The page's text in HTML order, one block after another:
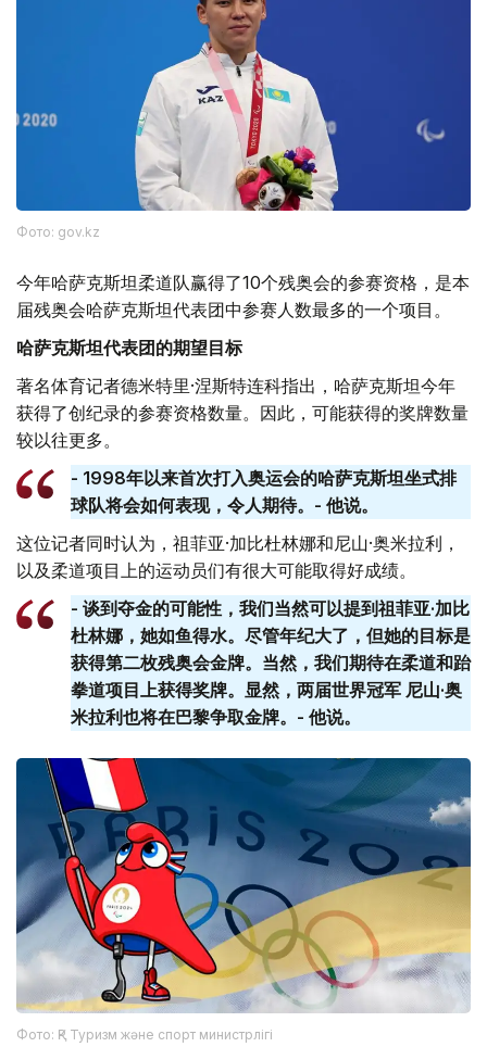
Фото: gov.kz
今年哈萨克斯坦柔道队赢得了10个残奥会的参赛资格，是本
届残奥会哈萨克斯坦代表团中参赛人数最多的一个项目。
哈萨克斯坦代表团的期望目标
著名体育记者德米特里·涅斯特连科指出，哈萨克斯坦今年
获得了创纪录的参赛资格数量。因此，可能获得的奖牌数量
较以往更多。
- 1998年以来首次打入奥运会的哈萨克斯坦坐式排
球队将会如何表现，令人期待。- 他说。
这位记者同时认为，祖菲亚·加比杜林娜和尼山·奥米拉利，
以及柔道项目上的运动员们有很大可能取得好成绩。
- 谈到夺金的可能性，我们当然可以提到祖菲亚·加比
杜林娜，她如鱼得水。尽管年纪大了，但她的目标是
获得第二枚残奥会金牌。当然，我们期待在柔道和跆
拳道项目上获得奖牌。显然，两届世界冠军 尼山·奥
米拉利也将在巴黎争取金牌。- 他说。
Фото: ҚР Туризм және спорт министрлігі